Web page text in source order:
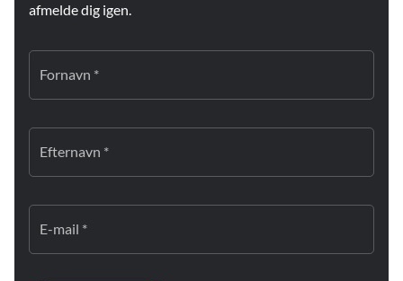
afmelde dig igen.
Fornavn *
Efternavn *
E-mail *